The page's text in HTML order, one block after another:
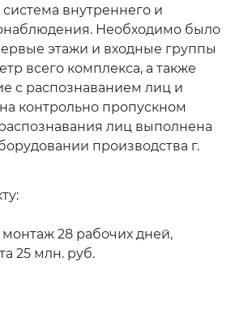
система внутреннего и
Необходимо было
этажи и входные группы
всего комплекса, а также
с распознаванием лиц и
контрольно пропускном
лиц выполнена
производства г.
28 рабочих дней,
25 млн. руб.